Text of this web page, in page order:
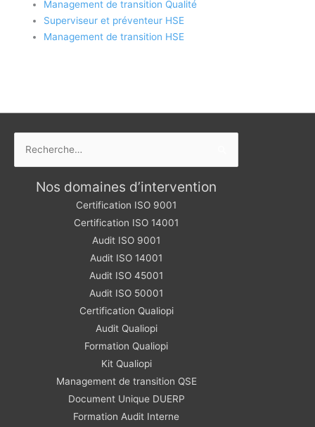
Management de transition Qualité
Superviseur et préventeur HSE
Management de transition HSE
Nos domaines d’intervention
Certification ISO 9001
Certification ISO 14001
Audit ISO 9001
Audit ISO 14001
Audit ISO 45001
Audit ISO 50001
Certification Qualiopi
Audit Qualiopi
Formation Qualiopi
Kit Qualiopi
Management de transition QSE
Document Unique DUERP
Formation Audit Interne